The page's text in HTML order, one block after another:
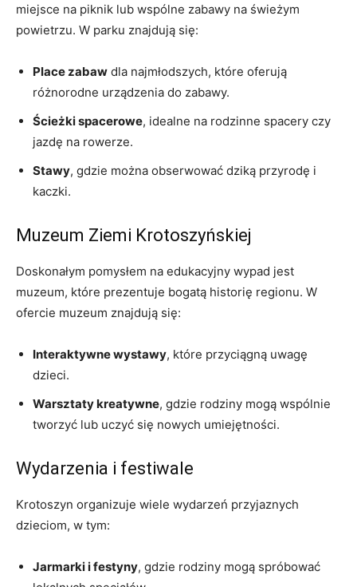
miejsce na piknik lub wspólne zabawy na świeżym
powietrzu. W parku znajdują się:
Place zabaw dla najmłodszych, które oferują
różnorodne urządzenia do zabawy.
Ścieżki spacerowe, idealne na rodzinne spacery czy
jazdę na rowerze.
Stawy, gdzie można obserwować dziką przyrodę i
kaczki.
Muzeum Ziemi Krotoszyńskiej
Doskonałym pomysłem na edukacyjny wypad jest
muzeum, które prezentuje bogatą historię regionu. W
ofercie muzeum znajdują się:
Interaktywne wystawy, które przyciągną uwagę
dzieci.
Warsztaty kreatywne, gdzie rodziny mogą wspólnie
tworzyć lub uczyć się nowych umiejętności.
Wydarzenia i festiwale
Krotoszyn organizuje wiele wydarzeń przyjaznych
dzieciom, w tym:
Jarmarki i festyny, gdzie rodziny mogą spróbować